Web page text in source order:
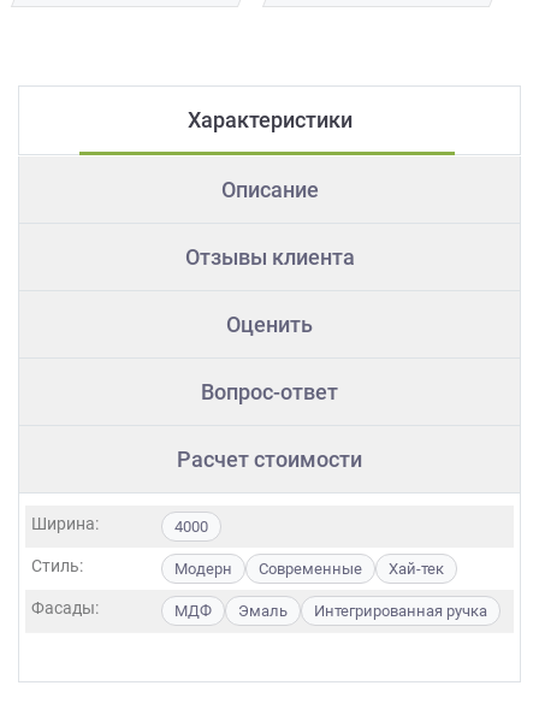
Характеристики
Описание
Отзывы клиента
Оценить
Вопрос-ответ
Расчет стоимости
Ширина: 4000
Стиль: Модерн Современные Хай-тек
Фасады: МДФ Эмаль Интегрированная ручка